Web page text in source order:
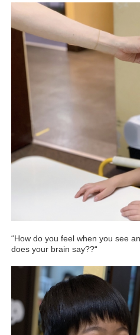
“How do you feel when you see
does your brain say??“